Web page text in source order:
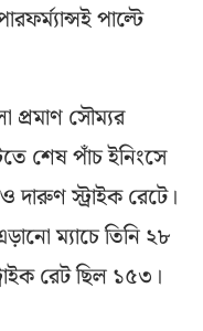
পাল্টে
প্রমাণ সৌম্যর
শেষ পাঁচ ইনিংসে
দারুণ স্ট্রাইক রেটে।
ম্যাচে তিনি ২৮
রেট ছিল ১৫৩।